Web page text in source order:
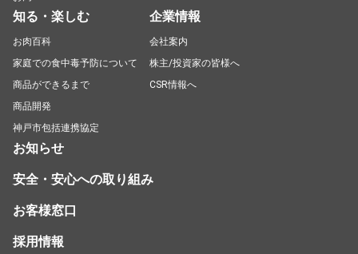
知る・楽しむ
お肉百科
家庭での食中毒予防について
商品ができるまで
商品開発
神戸市包括連携協定
企業情報
会社案内
株主/投資家の皆様へ
CSR情報へ
お知らせ
安全・安心への取り組み
お客様窓口
採用情報